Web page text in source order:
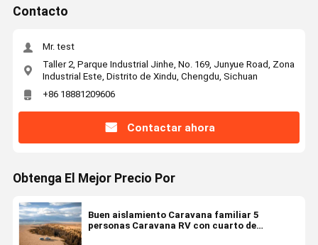
Contacto
Mr. test
Taller 2, Parque Industrial Jinhe, No. 169, Junyue Road, Zona
Industrial Este, Distrito de Xindu, Chengdu, Sichuan
+86 18881209606
Contactar ahora
Obtenga El Mejor Precio Por
Buen aislamiento Caravana familiar 5
personas Caravana RV con cuarto de